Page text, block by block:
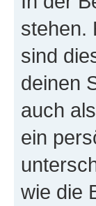
stehen.
sind
deinen
auch
ein
wie die